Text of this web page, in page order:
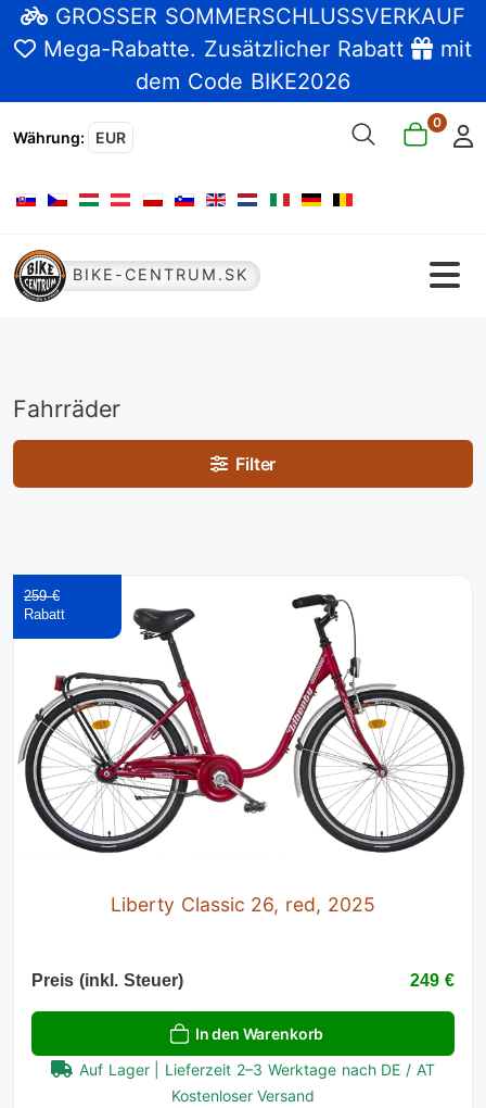
GROSSER SOMMERSCHLUSSVERKAUF
Mega-Rabatte. Zusätzlicher Rabatt
mit
dem Code BIKE2026
Währung: EUR
0
Sprache auswählen
BIKE-CENTRUM.SK
Fahrräder
Filter
Liberty Classic 26, red, 2025
259 €
Preis (inkl. Steuer) 249 €
In den Warenkorb
Auf Lager | Lieferzeit 2–3 Werktage nach DE / AT
Kostenloser Versand